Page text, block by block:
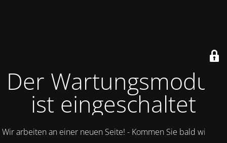
Der Wartungsmodus
ist eingeschaltet
Wir arbeiten an einer neuen Seite! - Kommen Sie bald wieder.